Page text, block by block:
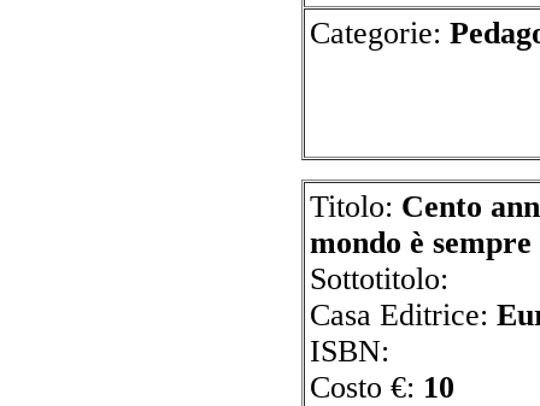
Categorie:
Titolo: Cento
mondo è sempre
Sottotitolo:
Casa Editrice:
ISBN:
Costo €: 10